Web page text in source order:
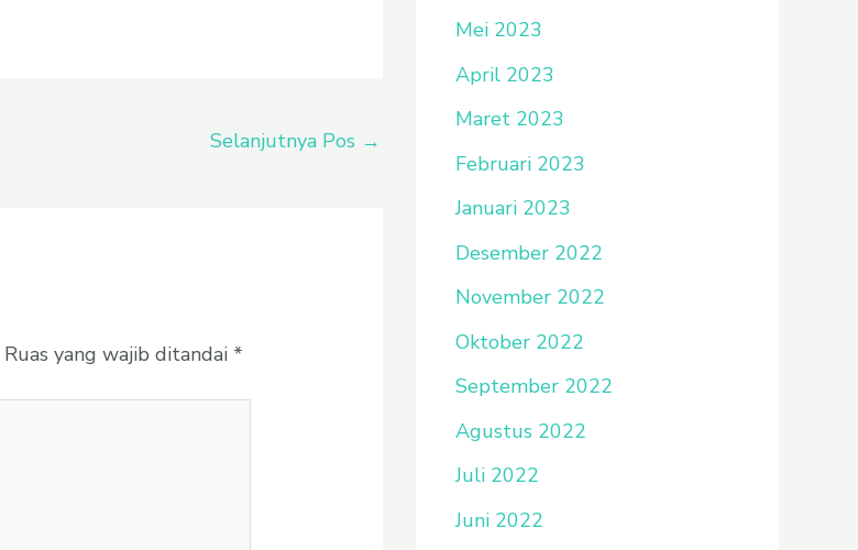
Selanjutnya Pos →
Ruas yang wajib ditandai *
Mei 2023
April 2023
Maret 2023
Februari 2023
Januari 2023
Desember 2022
November 2022
Oktober 2022
September 2022
Agustus 2022
Juli 2022
Juni 2022